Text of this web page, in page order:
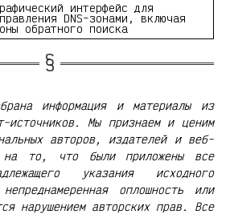
интерфейс для
DNS-зонами, включая
обратного поиска
информация и материалы из
источников. Мы признаем и ценим
авторов, издателей и веб-
на то, что были приложены все
указания исходного
оплошность или
нарушением авторских прав. Все